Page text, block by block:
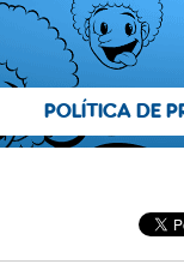
POLÍTICA DE